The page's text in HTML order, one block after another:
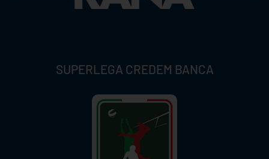
SUPERLEGA CREDEM BANCA